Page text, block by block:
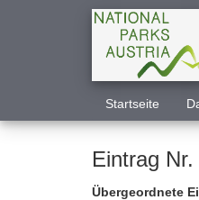
Startseite
Eintrag
Übergeordnete